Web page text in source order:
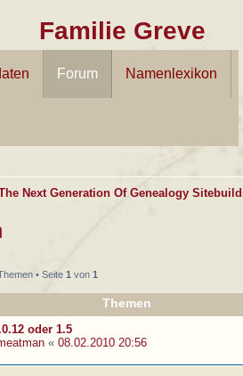
Familie Greve
Forum Namenlexikon
Next Generation Of Genealogy
• Seite 1 von 1
Themen
oder 1.5
« 08.02.2010 20:56